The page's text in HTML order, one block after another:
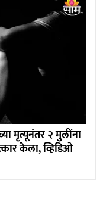
मृत्यूनंतर २ मुलींना
केला, व्हिडिओ